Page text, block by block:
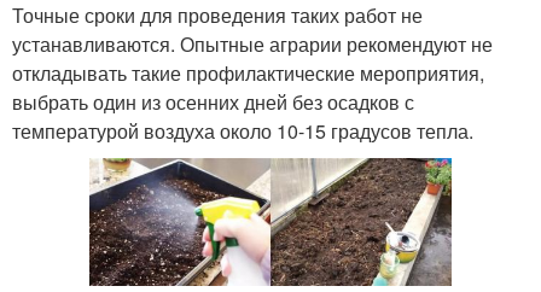
Точные сроки для проведения таких работ не
устанавливаются. Опытные аграрии рекомендуют не
откладывать такие профилактические мероприятия,
выбрать один из осенних дней без осадков с
температурой воздуха около 10-15 градусов тепла.